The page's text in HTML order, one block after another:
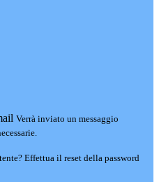
Verrà inviato un messaggio
Effettua il reset della password